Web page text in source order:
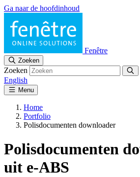
Ga naar de hoofdinhoud
Fenêtre
Zoeken
Zoeken
English
Menu
Home
Portfolio
Polisdocumenten downloader
Polisdocumenten
uit e-ABS